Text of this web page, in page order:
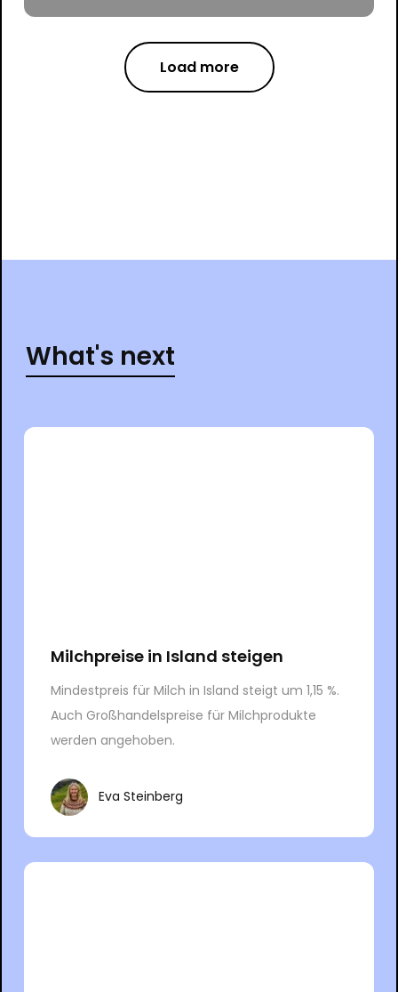
Load more
What's next
Milchpreise in Island steigen
Mindestpreis für Milch in Island steigt um 1,15 %.
Auch Großhandelspreise für Milchprodukte
werden angehoben.
Eva Steinberg